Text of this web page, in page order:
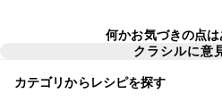
何かお気づきの点は
クラシルに意
カテゴリからレシピを探す